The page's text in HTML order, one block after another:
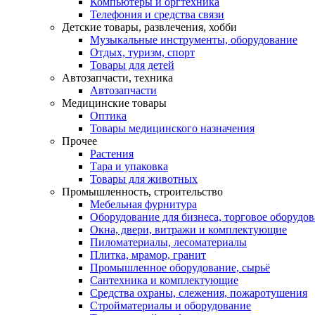
Телефония и средства связи
Детские товары, развлечения, хобби
Музыкальные инструменты, оборудование
Отдых, туризм, спорт
Товары для детей
Автозапчасти, техника
Автозапчасти
Медицинские товары
Оптика
Товары медицинского назначения
Прочее
Растения
Тара и упаковка
Товары для животных
Промышленность, строительство
Мебельная фурнитура
Оборудование для бизнеса, торговое
Окна, двери, витражи и комплектующие
Пиломатериалы, лесоматериалы
Плитка, мрамор, гранит
Промышленное оборудование, сырьё
Сантехника и комплектующие
Средства охраны, слежения, пожаротушения
Стройматериалы и оборудование